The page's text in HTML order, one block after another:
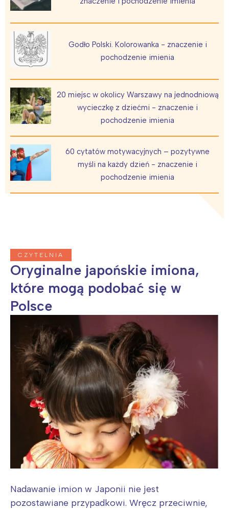
Godło Polski. Kolorowanka - znaczenie i
pochodzenie imienia
20 miejsc w okolicy Warszawy na jednodniową
wycieczkę z dziećmi - znaczenie i
pochodzenie imienia
60 cytatów motywacyjnych – pozytywne
myśli na każdy dzień - znaczenie i
pochodzenie imienia
CZYTELNIA
Oryginalne japońskie imiona,
które mogą podobać się w
Polsce
Nadawanie imion w Japonii nie jest
pozostawiane przypadkowi. Wręcz przeciwnie,
Warszawa
Łódź
Trójmiasto
Poznań
Wrocław
Kraków
Południe
Północ
Wybieram